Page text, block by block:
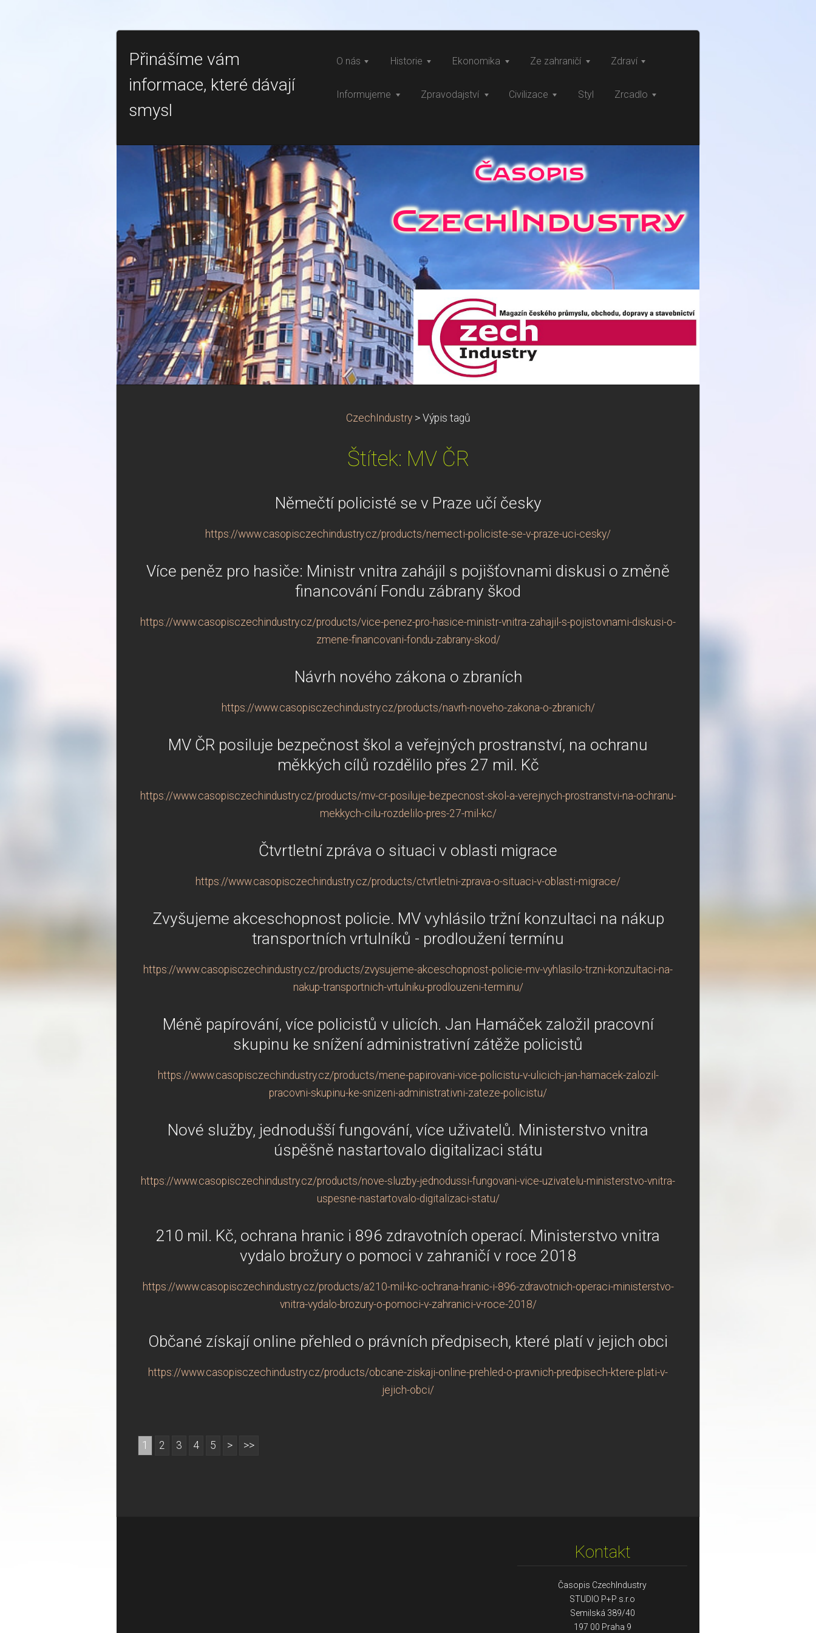
Přinášíme vám
informace, které dávají
smysl
O nás Historie Ekonomika Ze zahraničí Zdraví
Informujeme Zpravodajství Civilizace Styl Zrcadlo
CzechIndustry > Výpis tagů
Štítek: MV ČR
Němečtí policisté se v Praze učí česky
https://www.casopisczechindustry.cz/products/nemecti-policiste-se-v-praze-uci-cesky/
Více peněz pro hasiče: Ministr vnitra zahájil s pojišťovnami diskusi o změně
financování Fondu zábrany škod
https://www.casopisczechindustry.cz/products/vice-penez-pro-hasice-ministr-vnitra-zahajil-s-pojistovnami-diskusi-o-
zmene-financovani-fondu-zabrany-skod/
Návrh nového zákona o zbraních
https://www.casopisczechindustry.cz/products/navrh-noveho-zakona-o-zbranich/
MV ČR posiluje bezpečnost škol a veřejných prostranství, na ochranu
měkkých cílů rozdělilo přes 27 mil. Kč
https://www.casopisczechindustry.cz/products/mv-cr-posiluje-bezpecnost-skol-a-verejnych-prostranstvi-na-ochranu-
mekkych-cilu-rozdelilo-pres-27-mil-kc/
Čtvrtletní zpráva o situaci v oblasti migrace
https://www.casopisczechindustry.cz/products/ctvrtletni-zprava-o-situaci-v-oblasti-migrace/
Zvyšujeme akceschopnost policie. MV vyhlásilo tržní konzultaci na nákup
transportních vrtulníků - prodloužení termínu
https://www.casopisczechindustry.cz/products/zvysujeme-akceschopnost-policie-mv-vyhlasilo-trzni-konzultaci-na-
nakup-transportnich-vrtulniku-prodlouzeni-terminu/
Méně papírování, více policistů v ulicích. Jan Hamáček založil pracovní
skupinu ke snížení administrativní zátěže policistů
https://www.casopisczechindustry.cz/products/mene-papirovani-vice-policistu-v-ulicich-jan-hamacek-zalozil-
pracovni-skupinu-ke-snizeni-administrativni-zateze-policistu/
Nové služby, jednodušší fungování, více uživatelů. Ministerstvo vnitra
úspěšně nastartovalo digitalizaci státu
https://www.casopisczechindustry.cz/products/nove-sluzby-jednodussi-fungovani-vice-uzivatelu-ministerstvo-vnitra-
uspesne-nastartovalo-digitalizaci-statu/
210 mil. Kč, ochrana hranic i 896 zdravotních operací. Ministerstvo vnitra
vydalo brožury o pomoci v zahraničí v roce 2018
https://www.casopisczechindustry.cz/products/a210-mil-kc-ochrana-hranic-i-896-zdravotnich-operaci-ministerstvo-
vnitra-vydalo-brozury-o-pomoci-v-zahranici-v-roce-2018/
Občané získají online přehled o právních předpisech, které platí v jejich obci
https://www.casopisczechindustry.cz/products/obcane-ziskaji-online-prehled-o-pravnich-predpisech-ktere-plati-v-
jejich-obci/
1 2 3 4 5 > >>
Kontakt
Časopis CzechIndustry
STUDIO P+P s.r.o
Semilská 389/40
197 00 Praha 9